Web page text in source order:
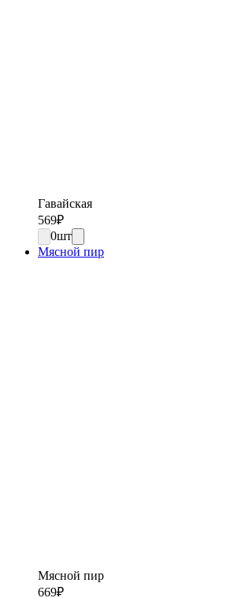
Гавайская
569₽
0шт
Мясной пир
Мясной пир
669₽